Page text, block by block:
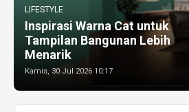
LIFESTYLE
Inspirasi Warna Cat untuk
Tampilan Bangunan Lebih
Menarik
Kamis, 30 Jul 2026 10:17